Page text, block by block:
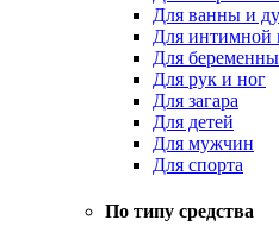
Для ванны и
Для интимной
Для
Для рук и ног
Для загара
Для детей
Для мужчин
Для спорта
По типу средства